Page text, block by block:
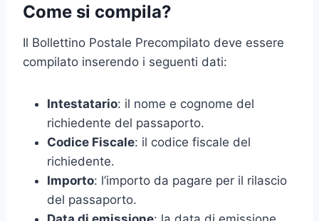
Come si compila?
Il Bollettino Postale Precompilato deve essere
compilato inserendo i seguenti dati:
Intestatario: il nome e cognome del
richiedente del passaporto.
Codice Fiscale: il codice fiscale del
richiedente.
Importo: l’importo da pagare per il rilascio
del passaporto.